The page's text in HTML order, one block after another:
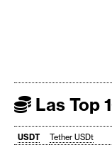
Las Top
USDT Tether USDt